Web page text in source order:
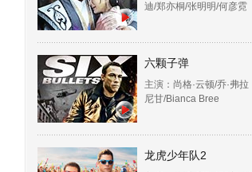
迪/郑亦桐/张明明/何彦霓
六颗子弹
主演：尚格·云顿/乔·弗拉
尼甘/Bianca Bree
龙虎少年队2